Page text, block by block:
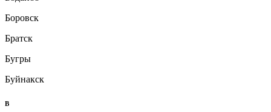
Боровск
Братск
Бугры
Буйнакск
В